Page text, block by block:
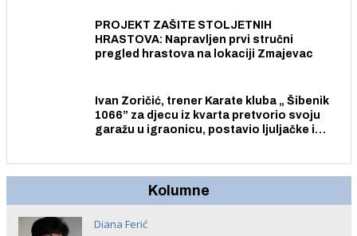
PROJEKT ZAŠITE STOLJETNIH
HRASTOVA: Napravljen prvi stručni
pregled hrastova na lokaciji Zmajevac
Ivan Zoričić, trener Karate kluba „ Šibenik
1066” za djecu iz kvarta pretvorio svoju
garažu u igraonicu, postavio ljuljačke i
Kolumne
Diana Ferić